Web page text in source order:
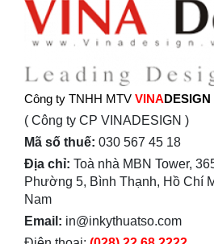
Công ty TNHH MTV VINADESIGN
( Công ty CP VINADESIGN )
Mã số thuế: 030 567 45 18
Địa chỉ: Toà nhà MBN Tower,
Phường 5, Bình Thạnh, Hồ Chí
Nam
Email: in@inkythuatso.com